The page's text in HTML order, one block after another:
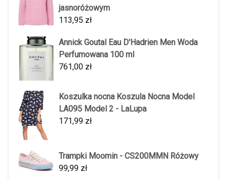
jasnoróżowym
113,95 zł
Annick Goutal Eau D'Hadrien Men Woda
Perfumowana 100 ml
761,00 zł
Koszulka nocna Koszula Nocna Model
LA095 Model 2 - LaLupa
171,99 zł
Trampki Moomin - CS200MMN Różowy
99,99 zł